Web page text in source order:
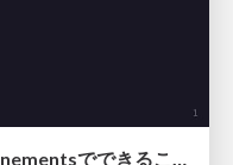
Ruby::Boxでできること、Refinementsでできること